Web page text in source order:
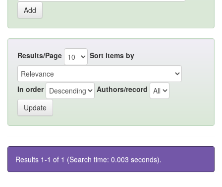
Results/Page Sort items by
In order Authors/record
Results 1-1 of 1 (Search time: 0.003 seconds).